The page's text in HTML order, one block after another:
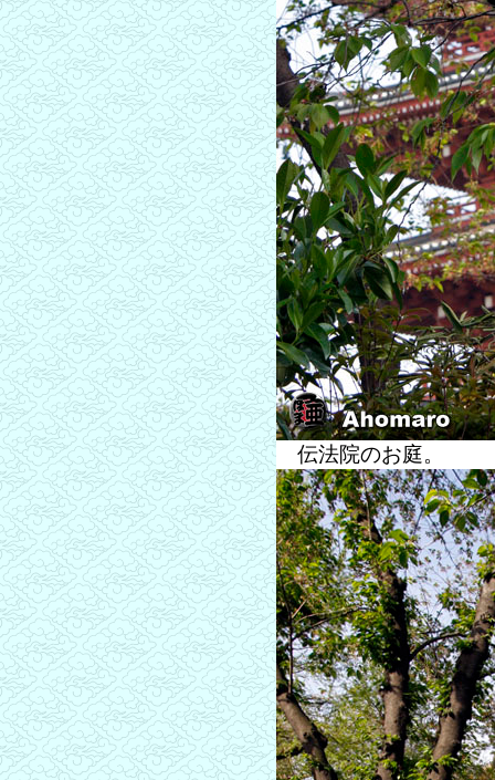
伝法院のお庭。